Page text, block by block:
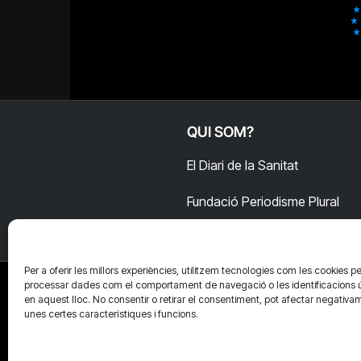
Per a oferir les millors experiències, utilitzem tecnologies com les cookies
processar dades com el comportament de navegació o les identificacions
en aquest lloc. No consentir o retirar el consentiment, pot afectar
unes certes característiques i funcions.
QUI SOM?
El Diari de la Sanitat
Fundació Periodisme Plural